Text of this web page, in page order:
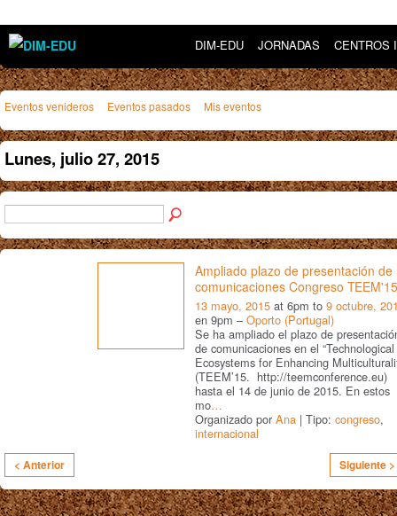
DIM-EDU JORNADAS CENTROS
Eventos venideros Eventos pasados Mis eventos
Lunes, julio 27, 2015
Ampliado plazo de presentación de
comunicaciones Congreso TEEM'15
13 mayo, 2015 at 6pm to 9 octubre,
en 9pm – Oporto (Portugal)
Se ha ampliado el plazo de
de comunicaciones en el “Technological
Ecosystems for Enhancing
(TEEM’15. http://teemconference.eu)
hasta el 14 de junio de 2015. En estos
mo…
Organizado por Ana | Tipo: congreso,
internacional
< Anterior Siguiente >